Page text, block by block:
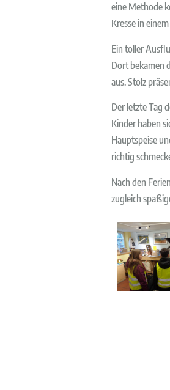
eine Methode
Kresse in
Ein toller
Dort bekamen
aus. Stolz
Der letzte Tag
Kinder haben
Hauptspeise
richtig
Nach den
zugleich